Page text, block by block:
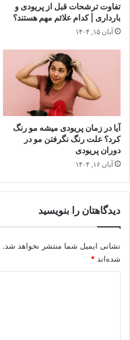
تفاوت ترشحات قبل از پریودی و
بارداری | کدام علائم مهم هستند؟
آبان ۱۵, ۱۴۰۴
آیا در زمان پریودی میشه مو رنگ
کرد؟ علت رنگ نگرفتن مو در
دوران پریودی
آبان ۱۶, ۱۴۰۴
دیدگاهتان را بنویسید
نشانی ایمیل شما منتشر نخواهد شد.
شده‌اند *